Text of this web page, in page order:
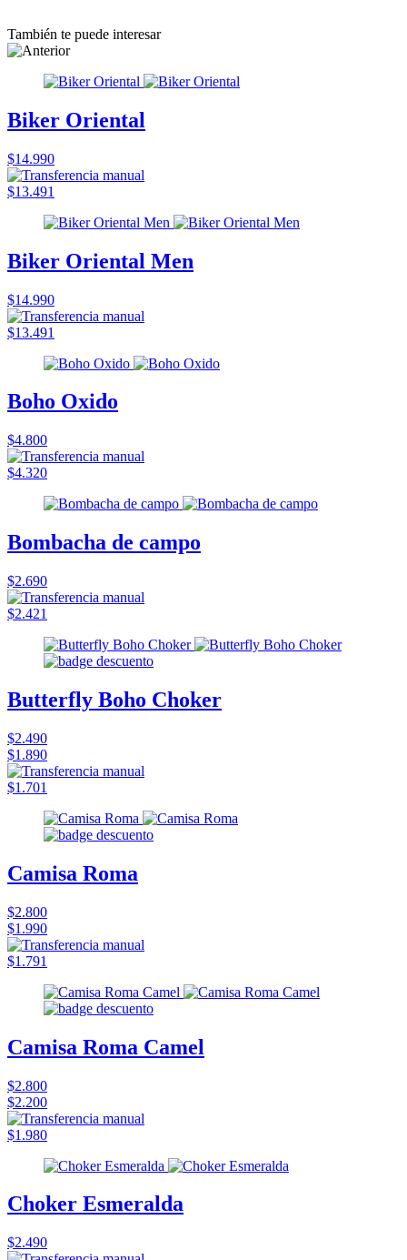
También te puede interesar
Biker Oriental
$14.990
$13.491
Biker Oriental Men
$14.990
$13.491
Boho Oxido
$4.800
$4.320
Bombacha de campo
$2.690
$2.421
Butterfly Boho Choker
$2.490
$1.890
$1.701
Camisa Roma
$2.800
$1.990
$1.791
Camisa Roma Camel
$2.800
$2.200
$1.980
Choker Esmeralda
$2.490